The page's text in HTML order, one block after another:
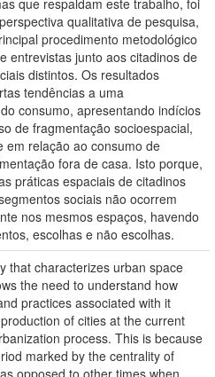
qualitativa de pesquisa,
procedimento metodológico
entrevistas junto aos citadinos de
distintos. Os resultados
tendências a uma
consumo, apresentando indícios
de fragmentação socioespacial,
em relação ao consumo de
fora de casa. Isto porque,
práticas espaciais de citadinos
sociais não ocorrem
nos mesmos espaços, havendo
escolhas e não escolhas.
that characterizes urban space
the need to understand how
practices associated with it
of cities at the current
process. This is because
marked by the centrality of
opposed to other times when